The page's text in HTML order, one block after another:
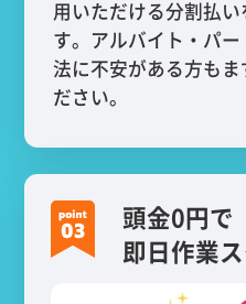
用いただける分割払
す。アルバイト・パ
法に不安がある方も
ださい。
頭金0円で
即日作業